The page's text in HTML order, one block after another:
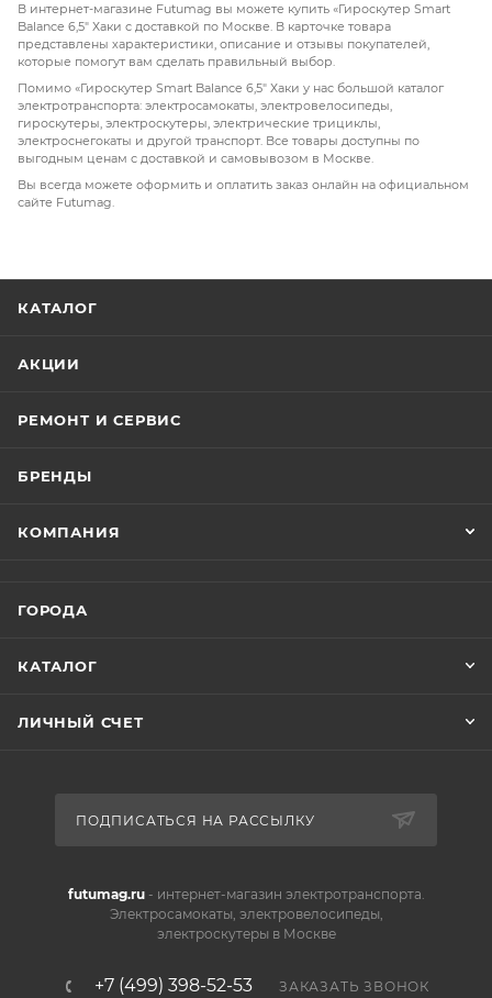
дорогу и делает пользователя видимым в темное
время суток. Высокопрочная рама из алюминия
В интернет-магазине Futumag вы можете купить «Гироскутер Smart
Balance 6,5" Хаки с доставкой по Москве. В карточке товара
представлены характеристики, описание и отзывы покупателей,
которые помогут вам сделать правильный выбор.
Помимо «Гироскутер Smart Balance 6,5" Хаки у нас большой каталог
электротранспорта: электросамокаты, электровелосипеды,
гироскутеры, электроскутеры, электрические трициклы,
электроснегокаты и другой транспорт. Все товары доступны по
выгодным ценам с доставкой и самовывозом в Москве.
Вы всегда можете оформить и оплатить заказ онлайн на официальном
сайте Futumag.
КАТАЛОГ
АКЦИИ
РЕМОНТ И СЕРВИС
БРЕНДЫ
КОМПАНИЯ
ГОРОДА
КАТАЛОГ
ЛИЧНЫЙ СЧЕТ
ПОДПИСАТЬСЯ НА РАССЫЛКУ
futumag.ru- интернет-магазин электротранспорта.
Электросамокаты, электровелосипеды,
электроскутеры в Москве
+7 (499) 398-52-53 ЗАКАЗАТЬ ЗВОНОК